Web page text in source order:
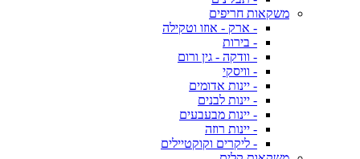
משקאות חריפים
- ארק - אוזו וטקילה
- בירות
- וודקה - גין ורום
- וויסקי
- יינות אדומים
- יינות לבנים
- יינות מבעבעים
- יינות רוזה
- ליקרים וקוקטיילים